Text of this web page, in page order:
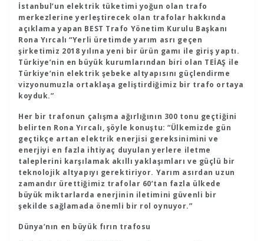
İstanbul’un elektrik tüketimi yoğun olan trafo
merkezlerine yerleştirecek olan trafolar hakkında
açıklama yapan BEST Trafo Yönetim Kurulu Başkanı
Rona Yırcalı “Yerli üretimde yarım asrı geçen
şirketimiz 2018 yılına yeni bir ürün gamı ile giriş yaptı.
Türkiye’nin en büyük kurumlarından biri olan TEİAŞ ile
Türkiye’nin elektrik şebeke altyapısını güçlendirme
vizyonumuzla ortaklaşa geliştirdiğimiz bir trafo ortaya
koyduk.”
Her bir trafonun çalışma ağırlığının 300 tonu geçtiğini
belirten Rona Yırcalı, şöyle konuştu: “Ülkemizde gün
geçtikçe artan elektrik enerjisi gereksinimini ve
enerjiyi en fazla ihtiyaç duyulan yerlere iletme
taleplerini karşılamak akıllı yaklaşımları ve güçlü bir
teknolojik altyapıyı gerektiriyor. Yarım asırdan uzun
zamandır ürettiğimiz trafolar 60’tan fazla ülkede
büyük miktarlarda enerjinin iletimini güvenli bir
şekilde sağlamada önemli bir rol oynuyor.”
Dünya’nın en büyük fırın trafosu